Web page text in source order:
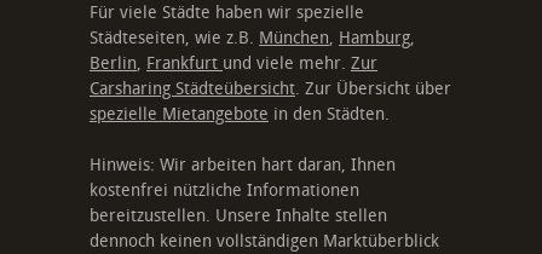
Für viele Städte haben wir spezielle
Städteseiten, wie z.B. München, Hamburg,
Berlin, Frankfurt und viele mehr. Zur
Carsharing Städteübersicht. Zur Übersicht über
spezielle Mietangebote in den Städten.
Hinweis: Wir arbeiten hart daran, Ihnen
kostenfrei nützliche Informationen
bereitzustellen. Unsere Inhalte stellen
dennoch keinen vollständigen Marktüberblick